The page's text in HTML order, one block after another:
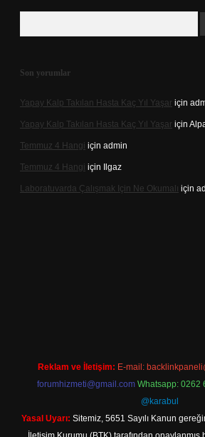
Son yorumlar
Yapay Kalp Takılan Hasta Kaç Yıl Yaşar için
Yapay Kalp Takılan Hasta Kaç Yıl Yaşar için
Temmuz 4 Hangi için admin
Temmuz 4 Hangi için Ilgaz
Laboratuvarda Çalışmak Için Ne Okumalı için
Reklam ve İletişim: E-mail:
forumhizmeti@gmail.com Whatsapp: 0262
@karabul
Yasal Uyarı: Sitemiz, 5651 Sayılı Kanun